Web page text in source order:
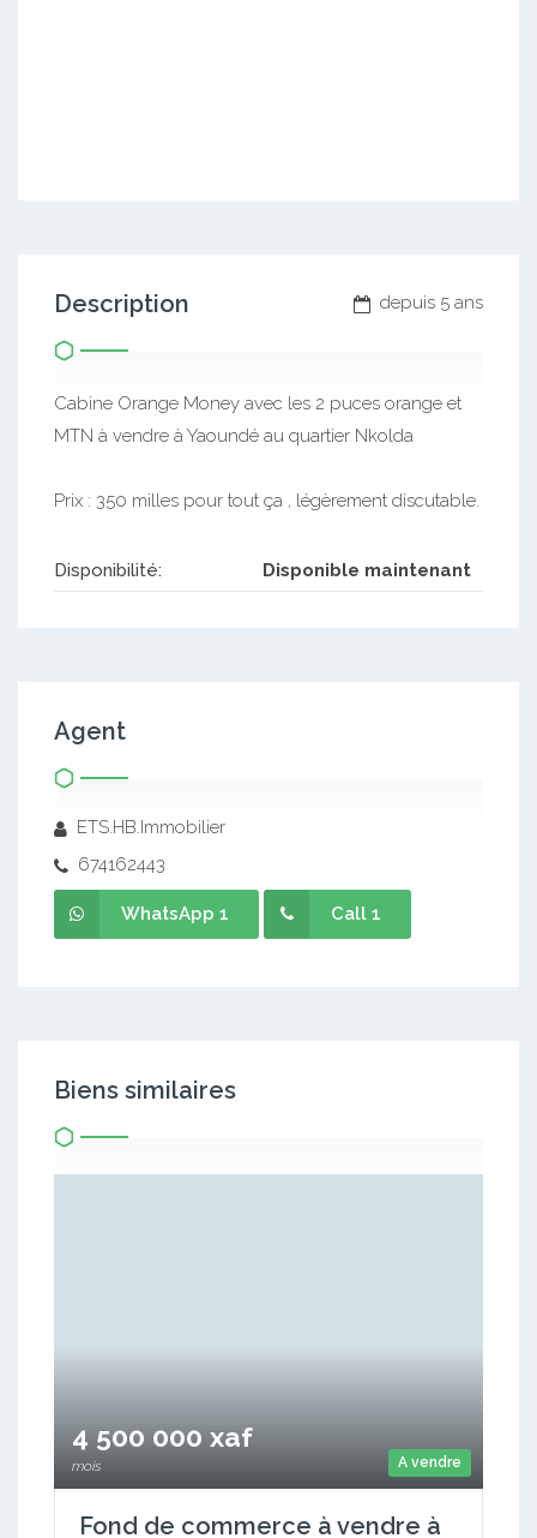
depuis 5 ans
Description
Cabine Orange Money avec les 2 puces orange et
MTN à vendre à Yaoundé au quartier Nkolda
Prix : 350 milles pour tout ça , légèrement discutable.
Disponibilité: Disponible maintenant
Agent
ETS.HB.Immobilier
674162443
WhatsApp 1 Call 1
Biens similaires
A vendre
4 500 000 xaf
mois
Fond de commerce à vendre à